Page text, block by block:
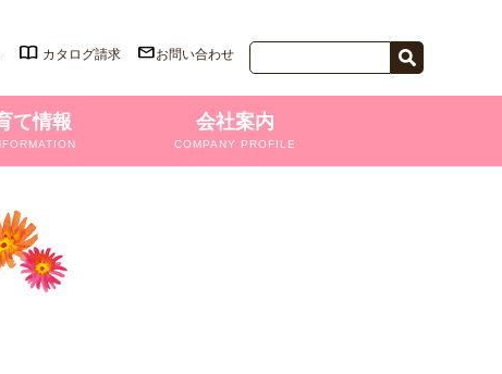
カタログ請求 お問い合わせ
て情報 会社案内
COMPANY PROFILE